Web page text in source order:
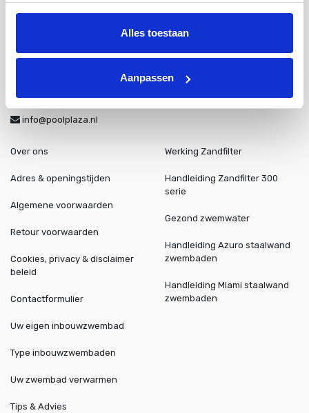
Alles toestaan
Aanpassen
info@poolplaza.nl
Over ons
Adres & openingstijden
Algemene voorwaarden
Retour voorwaarden
Cookies, privacy & disclaimer
beleid
Contactformulier
Werking Zandfilter
Handleiding Zandfilter 300
serie
Gezond zwemwater
Handleiding Azuro staalwand
zwembaden
Handleiding Miami staalwand
zwembaden
Uw eigen inbouwzwembad
Type inbouwzwembaden
Uw zwembad verwarmen
Tips & Advies